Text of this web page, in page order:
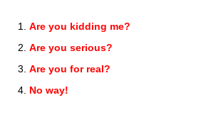
Are you kidding me?
Are you serious?
Are you for real?
No way!